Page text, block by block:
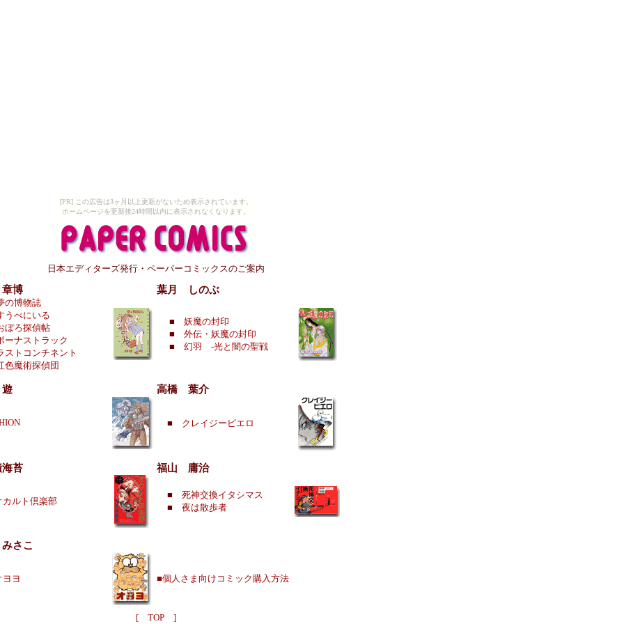
[PR] この広告は3ヶ月以上更新がないため表示されています。
ホームページを更新後24時間以内に表示されなくなります。
日本エディターズ発行・ペーパーコミックスのご案内
博 葉月 しのぶ
の博物誌
うべにいる
ぼろ探偵帖
ーナストラック
ストコンチネント
色魔術探偵団
■ 妖魔の封印
■ 外伝・妖魔の封印
■ 幻羽 -光と闇の聖戦
高橋 葉介
■ クレイジーピエロ
海苔 福山 庸治
カルト倶楽部
■ 死神交換イタシマス
■ 夜は散歩者
さこ
ヨヨ ■個人さま向けコミック購入方法
[ TOP ]